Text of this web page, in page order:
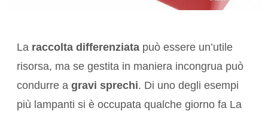
La raccolta differenziata può essere un’utile
risorsa, ma se gestita in maniera incongrua può
condurre a gravi sprechi. Di uno degli esempi
più lampanti si è occupata qualche giorno fa La